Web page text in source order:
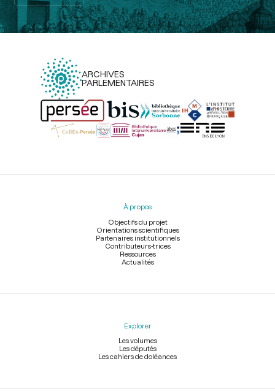
ARCHIVES
PARLEMENTAIRES
Menu
À propos
Objectifs du projet
Orientations scientifiques
Partenaires institutionnels
Contributeurs-trices
Ressources
Actualités
Explorer
Les volumes
Les députés
Les cahiers de doléances